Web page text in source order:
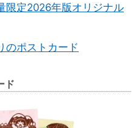
限定2026年版オリジナル
のポストカード
ド